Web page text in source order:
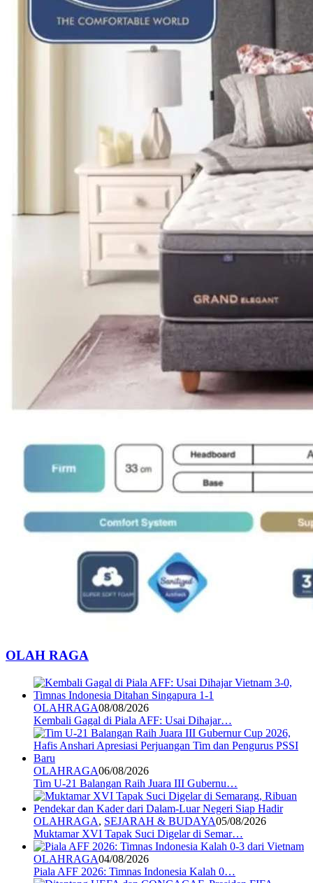
OLAH RAGA
OLAHRAGA08/08/2026
Kembali Gagal di Piala AFF: Usai Dihajar…
OLAHRAGA06/08/2026
Tim U-21 Balangan Raih Juara III Gubernu…
OLAHRAGA, SEJARAH & BUDAYA05/08/2026
Muktamar XVI Tapak Suci Digelar di Semar…
OLAHRAGA04/08/2026
Piala AFF 2026: Timnas Indonesia Kalah 0…